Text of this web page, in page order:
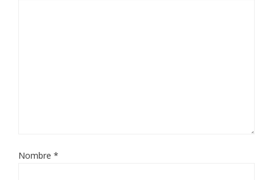
Nombre *